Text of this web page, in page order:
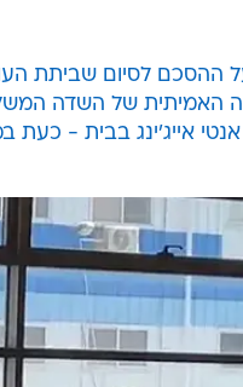
ההסכם לסיום שביתת
האמיתית של השדה
אייג'ינג בבית - כעת